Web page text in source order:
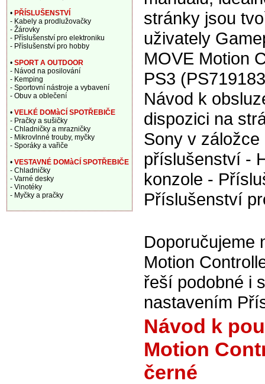
stránky jsou
uživately
MOVE Motion
PS3
Návod k
dispozici na
Sony v
příslušenství -
konzole -
Příslušenství
Doporučujeme
Motion
řeší podobné i
nastavením
Návod k
Motion
černé
• PŘÍSLUŠENSTVÍ
- Kabely a prodlužovačky
- Žárovky
- Příslušenství pro elektroniku
- Příslušenství pro hobby
• SPORT A OUTDOOR
- Návod na posilování
- Kemping
- Sportovní nástroje a vybavení
- Obuv a oblečení
• VELKÉ DOMàCÍ SPOTŘEBIČE
- Pračky a sušičky
- Chladničky a mrazničky
- Mikrovlnné trouby, myčky
- Sporáky a vařiče
• VESTAVNÉ DOMàCÍ SPOTŘEBIČE
- Chladničky
- Varné desky
- Vinotéky
- Myčky a pračky